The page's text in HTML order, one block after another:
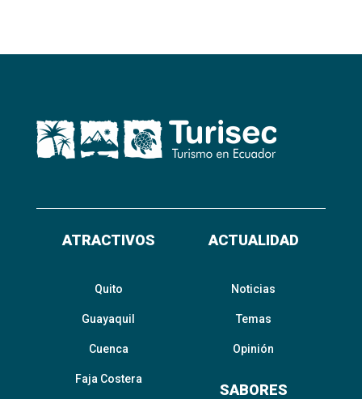
ATRACTIVOS
Quito
Guayaquil
Cuenca
Faja Costera
ACTUALIDAD
Noticias
Temas
Opinión
SABORES